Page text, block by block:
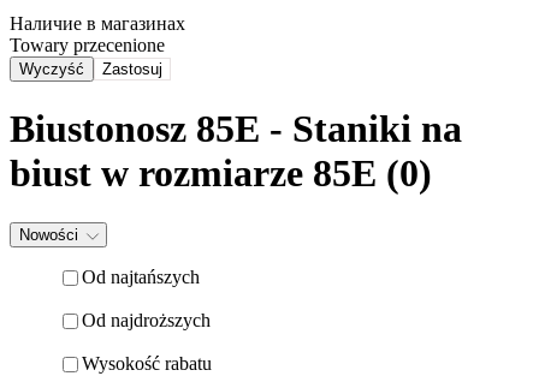
Наличие в магазинах
Towary przecenione
Wyczyść Zastosuj
Biustonosz 85E - Staniki na
biust w rozmiarze 85E (0)
Nowości
Od najtańszych
Od najdroższych
Wysokość rabatu